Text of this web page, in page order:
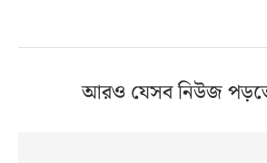
আরও যেসব নিউজ